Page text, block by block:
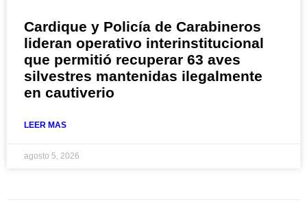
Cardique y Policía de Carabineros
lideran operativo interinstitucional
que permitió recuperar 63 aves
silvestres mantenidas ilegalmente
en cautiverio
LEER MAS
agosto 5, 2026